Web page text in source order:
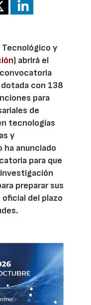
Tecnológico y
) abrirá el
con 138
para
de
tecnologías
y
ha anunciado
para que
preparar sus
del plazo